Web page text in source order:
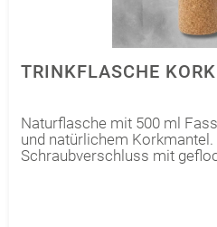
TRINKFLASCHE
Naturflasche mit 500 ml
und natürlichem Korkmantel.
Schraubverschluss mit